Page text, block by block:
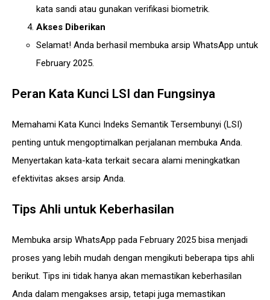
kata sandi atau gunakan verifikasi biometrik.
Akses Diberikan
Selamat! Anda berhasil membuka arsip WhatsApp untuk
February 2025.
Peran Kata Kunci LSI dan Fungsinya
Memahami Kata Kunci Indeks Semantik Tersembunyi (LSI)
penting untuk mengoptimalkan perjalanan membuka Anda.
Menyertakan kata-kata terkait secara alami meningkatkan
efektivitas akses arsip Anda.
Tips Ahli untuk Keberhasilan
Membuka arsip WhatsApp pada February 2025 bisa menjadi
proses yang lebih mudah dengan mengikuti beberapa tips ahli
berikut. Tips ini tidak hanya akan memastikan keberhasilan
Anda dalam mengakses arsip, tetapi juga memastikan